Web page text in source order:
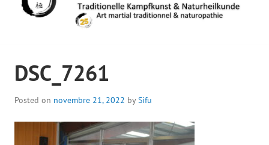
DSC_7261
Posted on novembre 21, 2022 bySifu